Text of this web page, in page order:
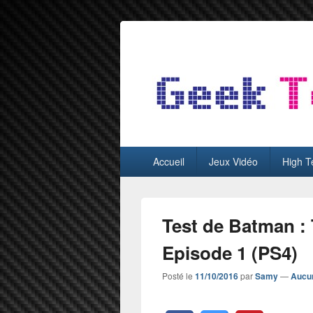
GeekTest
principalAccueil Jeux Vidéo High
Test de Batman :
Episode 1 (PS4)
Posté le 11/10/2016parSamy—